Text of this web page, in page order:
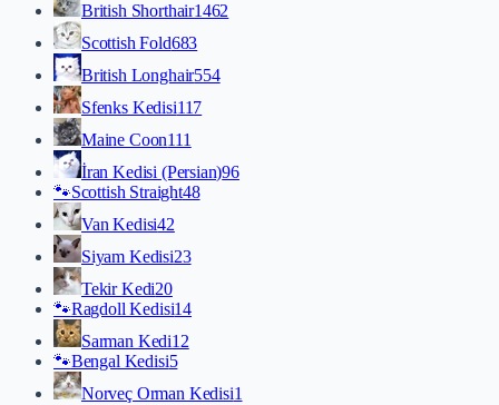
British Shorthair1462
Scottish Fold683
British Longhair554
Sfenks Kedisi117
Maine Coon111
İran Kedisi (Persian)96
🐾Scottish Straight48
Van Kedisi42
Siyam Kedisi23
Tekir Kedi20
🐾Ragdoll Kedisi14
Sarman Kedi12
🐾Bengal Kedisi5
Norveç Orman Kedisi1